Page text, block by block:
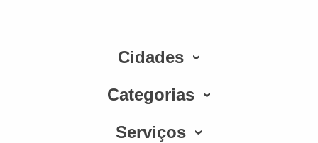
Cidades
Categorias
Serviços